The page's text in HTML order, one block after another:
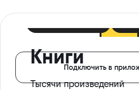
Книги
Тысячи произведений
Подключить в